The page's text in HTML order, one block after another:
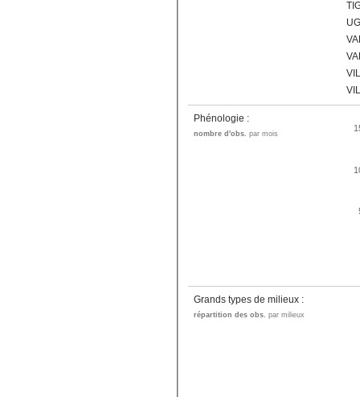
Phénologie :
nombre d'obs. par mois
Grands types de milieux :
répartition des obs. par milieux